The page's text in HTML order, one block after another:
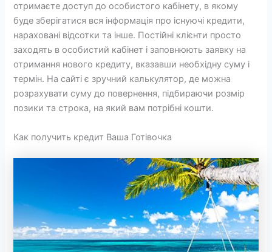
отримаєте доступ до особистого кабінету, в якому
буде зберігатися вся інформація про існуючі кредити,
нараховані відсотки та інше. Постійні клієнти просто
заходять в особистий кабінет і заповнюють заявку на
отримання нового кредиту, вказавши необхідну суму і
термін. На сайті є зручний калькулятор, де можна
розрахувати суму до повернення, підбираючи розмір
позики та строка, на який вам потрібні кошти.
Как получить кредит Ваша Готівочка